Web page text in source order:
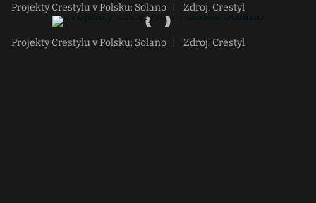
Projekty Crestylu v Polsku: Solano Zdroj: Crestyl
Projekty Crestylu v Polsku: Solano Zdroj: Crestyl